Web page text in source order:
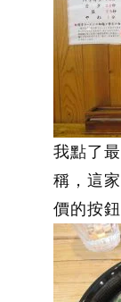
我點了
稱，這
價的按鈕